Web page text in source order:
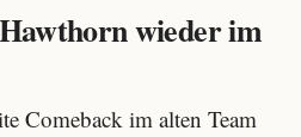
wieder im
Comeback im alten Team